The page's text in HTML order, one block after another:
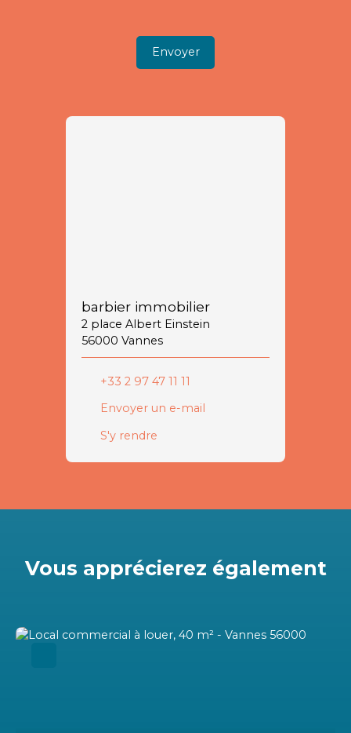
Envoyer
barbier immobilier
2 place Albert Einstein
56000 Vannes
+33 2 97 47 11 11
Envoyer un e-mail
S'y rendre
Vous apprécierez également